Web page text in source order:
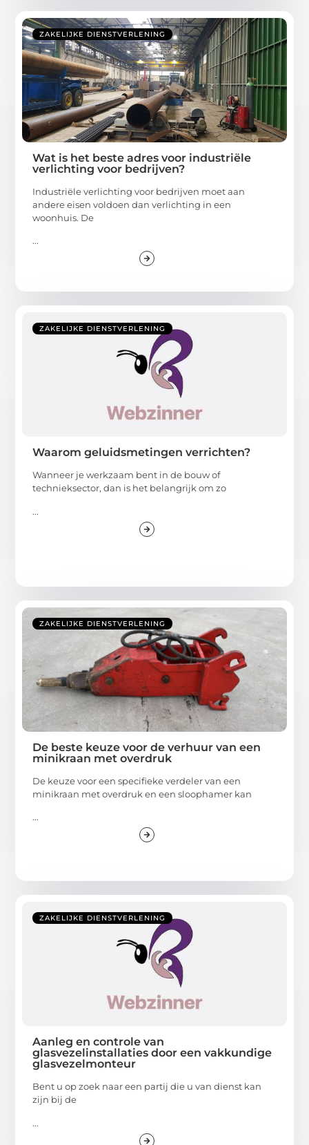
ZAKELIJKE DIENSTVERLENING
Wat is het beste adres voor industriële
verlichting voor bedrijven?
Industriële verlichting voor bedrijven moet aan
andere eisen voldoen dan verlichting in een
woonhuis. De
...
ZAKELIJKE DIENSTVERLENING
Waarom geluidsmetingen verrichten?
Wanneer je werkzaam bent in de bouw of
technieksector, dan is het belangrijk om zo
...
ZAKELIJKE DIENSTVERLENING
De beste keuze voor de verhuur van een
minikraan met overdruk
De keuze voor een specifieke verdeler van een
minikraan met overdruk en een sloophamer kan
...
ZAKELIJKE DIENSTVERLENING
Aanleg en controle van
glasvezelinstallaties door een vakkundige
glasvezelmonteur
Bent u op zoek naar een partij die u van dienst kan
zijn bij de
...